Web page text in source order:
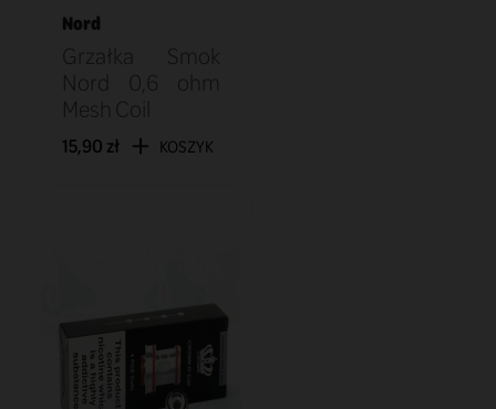
Nord
Grzałka Smok
Nord 0,6 ohm
Mesh Coil
15,90 zł KOSZYK